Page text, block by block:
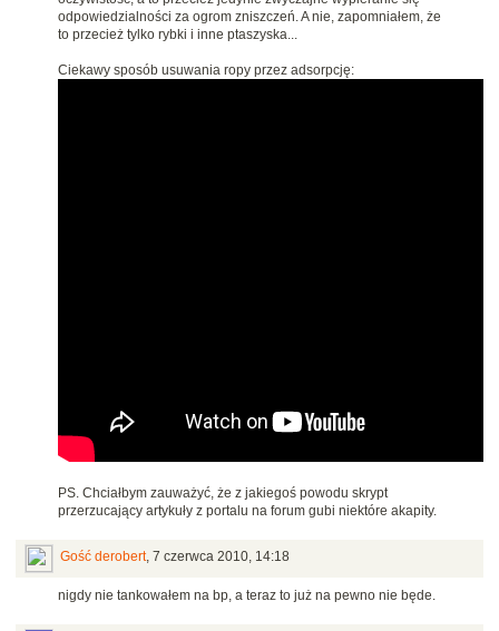
odpowiedzialności za ogrom zniszczeń. A nie, zapomniałem, że
to przecież tylko rybki i inne ptaszyska...
Ciekawy sposób usuwania ropy przez adsorpcję:
PS. Chciałbym zauważyć, że z jakiegoś powodu skrypt
przerzucający artykuły z portalu na forum gubi niektóre akapity.
Gość derobert, 7 czerwca 2010, 14:18
nigdy nie tankowałem na bp, a teraz to już na pewno nie będe.